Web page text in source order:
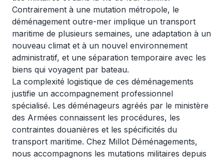
Contrairement à une mutation métropole, le
déménagement outre-mer implique un transport
maritime de plusieurs semaines, une adaptation à un
nouveau climat et à un nouvel environnement
administratif, et une séparation temporaire avec les
biens qui voyagent par bateau.
La complexité logistique de ces déménagements
justifie un accompagnement professionnel
spécialisé. Les déménageurs agréés par le ministère
des Armées connaissent les procédures, les
contraintes douanières et les spécificités du
transport maritime. Chez Millot Déménagements,
nous accompagnons les mutations militaires depuis